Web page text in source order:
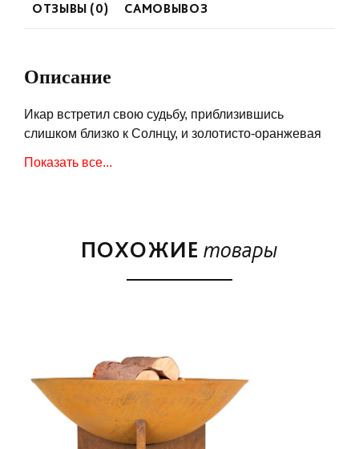
ОТЗЫВЫ (0) САМОВЫВОЗ
Описание
Икар встретил свою судьбу, приблизившись
слишком близко к Солнцу, и золотисто-оранжевая
образуют яркую комбинацию современного стиля и
Легко собирать
Цвет: Чаша - натуральная ржавчина и матовая
черная подставка
Показать все...
ПОХОЖИЕ товары